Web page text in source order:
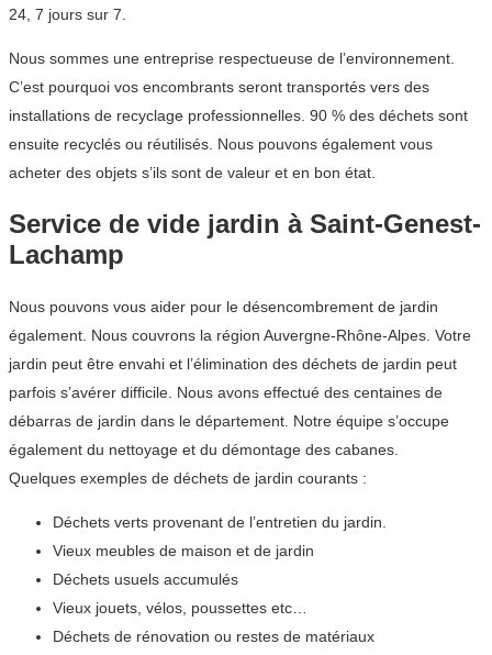
24, 7 jours sur 7.
Nous sommes une entreprise respectueuse de l’environnement.
C’est pourquoi vos encombrants seront transportés vers des
installations de recyclage professionnelles. 90 % des déchets sont
ensuite recyclés ou réutilisés. Nous pouvons également vous
acheter des objets s’ils sont de valeur et en bon état.
Service de vide jardin à Saint-Genest-
Lachamp
Nous pouvons vous aider pour le désencombrement de jardin
également. Nous couvrons la région Auvergne-Rhône-Alpes. Votre
jardin peut être envahi et l’élimination des déchets de jardin peut
parfois s’avérer difficile. Nous avons effectué des centaines de
débarras de jardin dans le département. Notre équipe s’occupe
également du nettoyage et du démontage des cabanes.
Quelques exemples de déchets de jardin courants :
Déchets verts provenant de l’entretien du jardin.
Vieux meubles de maison et de jardin
Déchets usuels accumulés
Vieux jouets, vélos, poussettes etc…
Déchets de rénovation ou restes de matériaux